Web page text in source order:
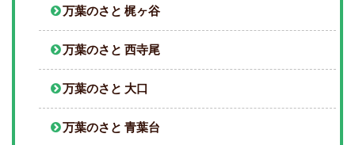
万葉のさと 梶ヶ谷
万葉のさと 西寺尾
万葉のさと 大口
万葉のさと 青葉台